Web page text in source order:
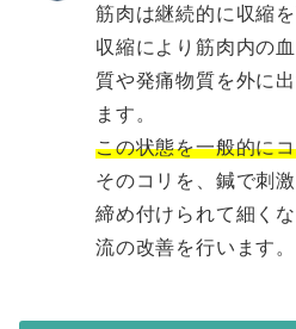
筋肉は継続的に収縮
収縮により筋肉内の
質や発痛物質を外に
ます。
この状態を一般的に
そのコリを、鍼で刺
締め付けられて細く
流の改善を行います。